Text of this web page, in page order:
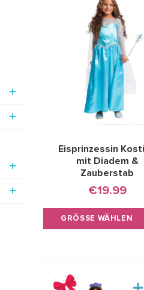
Eisprinzessin
mit Diadem &
Zauberstab
€19.99
GRÖSSE WÄHLEN